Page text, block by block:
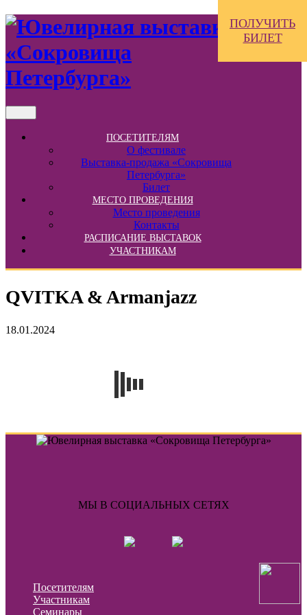
ПОСЕТИТЕЛЯМ
О фестивале
Выставка-продажа «Сокровища
Петербурга»
Билет
МЕСТО ПРОВЕДЕНИЯ
Место проведения
Контакты
РАСПИСАНИЕ ВЫСТАВОК
УЧАСТНИКАМ
ПОЛУЧИТЬ
БИЛЕТ
QVITKA & Armanjazz
18.01.2024
МЫ В СОЦИАЛЬНЫХ СЕТЯХ
Посетителям
Участникам
Семинары